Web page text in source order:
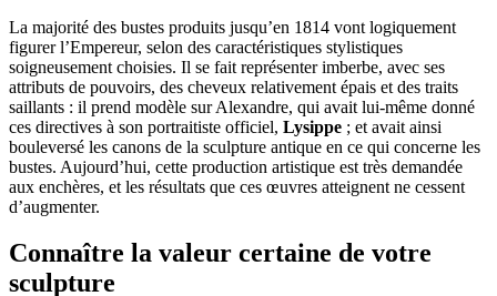
La majorité des bustes produits jusqu’en 1814 vont logiquement
figurer l’Empereur, selon des caractéristiques stylistiques
soigneusement choisies. Il se fait représenter imberbe, avec ses
attributs de pouvoirs, des cheveux relativement épais et des traits
saillants : il prend modèle sur Alexandre, qui avait lui-même donné
ces directives à son portraitiste officiel, Lysippe ; et avait ainsi
bouleversé les canons de la sculpture antique en ce qui concerne les
bustes. Aujourd’hui, cette production artistique est très demandée
aux enchères, et les résultats que ces œuvres atteignent ne cessent
d’augmenter.
Connaître la valeur certaine de votre
sculpture